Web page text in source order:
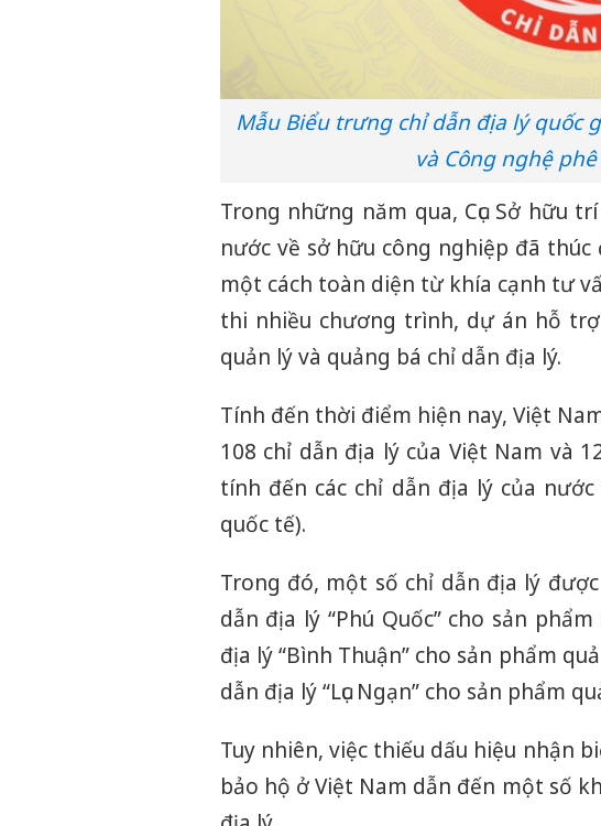
Mẫu Biểu trưng chỉ dẫn địa lý quốc
và Công nghệ
Trong những năm qua, Cục Sở hữu
nước về sở hữu công nghiệp đã
một cách toàn diện từ khía cạnh tư
thi nhiều chương trình, dự án hỗ
quản lý và quảng bá chỉ dẫn địa lý.
Tính đến thời điểm hiện nay, Việt
108 chỉ dẫn địa lý của Việt Nam và
tính đến các chỉ dẫn địa lý của
quốc tế).
Trong đó, một số chỉ dẫn địa lý
dẫn địa lý “Phú Quốc” cho sản
địa lý “Bình Thuận” cho sản phẩm
dẫn địa lý “Lục Ngạn” cho sản phẩm
Tuy nhiên, việc thiếu dấu hiệu nhận
bảo hộ ở Việt Nam dẫn đến một số